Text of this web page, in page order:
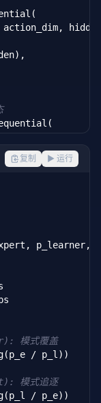
- h(s)
h_next * (
action):
.cat([state,
复制 ▶ 运行
p_learner,
模式覆盖
/ p_l))
模式追逐
/ p_e))